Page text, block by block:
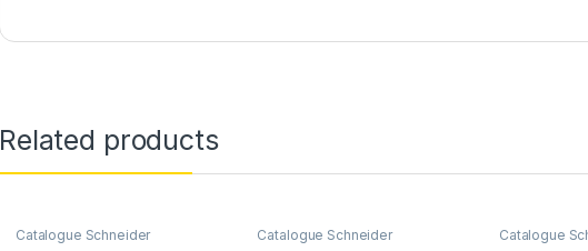
Related products
Catalogue Schneider Catalogue Schneider Catalogue